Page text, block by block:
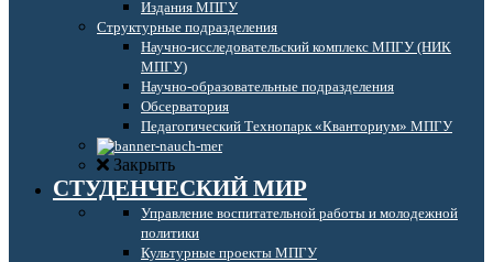
Издания МПГУ
Структурные подразделения
Научно-исследовательский комплекс МПГУ (НИК
МПГУ)
Научно-образовательные подразделения
Обсерватория
Педагогический Технопарк «Кванториум» МПГУ
Закрыть
СТУДЕНЧЕСКИЙ МИР
Управление воспитательной работы и молодежной
политики
Культурные проекты МПГУ